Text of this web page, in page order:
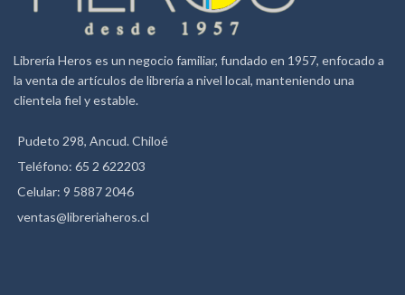
Múltiples compartimientos
electrónicos (celular, tablet,
Notebook, Ipad, cámara, etc).
Librería Heros es un negocio familiar, fundado en 1957, enfocado a
la venta de artículos de librería a nivel local, manteniendo una
clientela fiel y estable.
Pudeto 298, Ancud. Chiloé
Teléfono: 65 2 622203
Celular: 9 5887 2046
ventas@libreriaheros.cl